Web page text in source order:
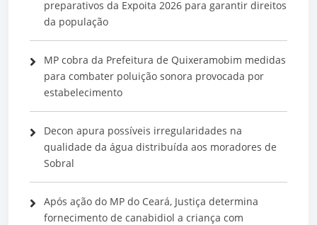
preparativos da Expoita 2026 para garantir direitos
da população
MP cobra da Prefeitura de Quixeramobim medidas
para combater poluição sonora provocada por
estabelecimento
Decon apura possíveis irregularidades na
qualidade da água distribuída aos moradores de
Sobral
Após ação do MP do Ceará, Justiça determina
fornecimento de canabidiol a criança com